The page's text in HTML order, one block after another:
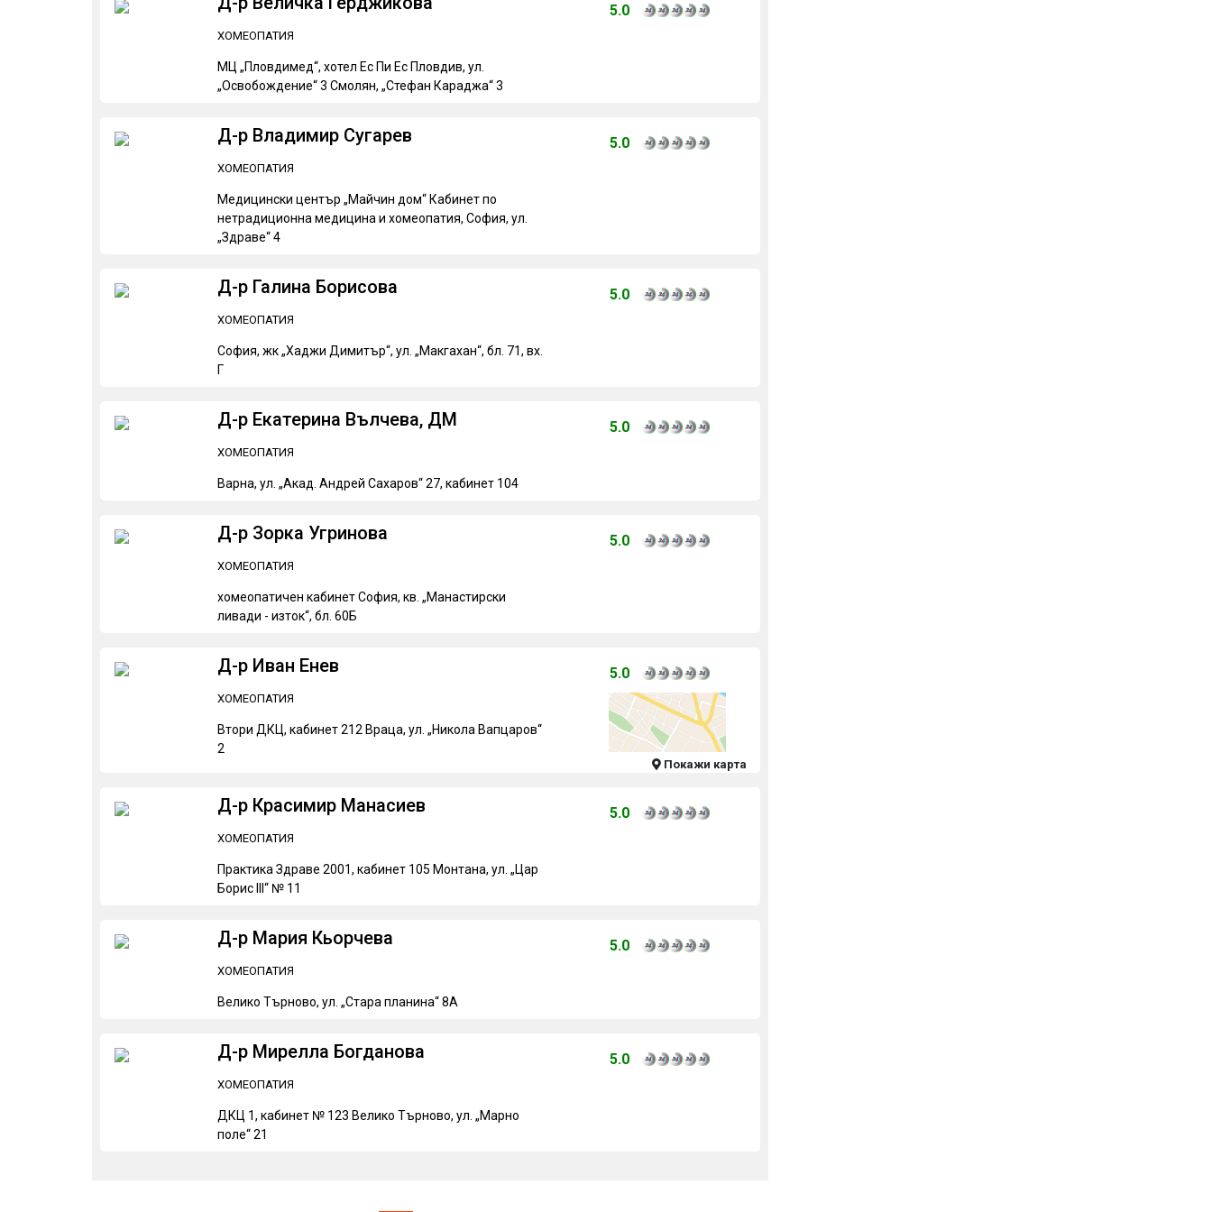
ХОМЕОПАТИЯ
МЦ „Пловдимед“, хотел Ес Пи Ес Пловдив, ул.
„Освобождение“ 3 Смолян, „Стефан Караджа“ 3
5.0
Д-р Владимир Сугарев
ХОМЕОПАТИЯ
Медицински център „Майчин дом“ Кабинет по
нетрадиционна медицина и хомеопатия, София, ул.
„Здраве“ 4
5.0
Д-р Галина Борисова
ХОМЕОПАТИЯ
София, жк „Хаджи Димитър“, ул. „Макгахан“, бл. 71, вх.
Г
5.0
Д-р Екатерина Вълчева, ДМ
ХОМЕОПАТИЯ
Варна, ул. „Акад. Андрей Сахаров“ 27, кабинет 104
5.0
Д-р Зорка Угринова
ХОМЕОПАТИЯ
хомеопатичен кабинет София, кв. „Манастирски
ливади - изток“, бл. 60Б
5.0
Д-р Иван Енев
ХОМЕОПАТИЯ
Втори ДКЦ, кабинет 212 Враца, ул. „Никола Вапцаров“
2
5.0
Покажи карта
Д-р Красимир Манасиев
ХОМЕОПАТИЯ
Практика Здраве 2001, кабинет 105 Монтана, ул. „Цар
Борис III“ № 11
5.0
Д-р Мария Кьорчева
ХОМЕОПАТИЯ
Велико Търново, ул. „Стара планина“ 8А
5.0
Д-р Мирелла Богданова
ХОМЕОПАТИЯ
ДКЦ 1, кабинет № 123 Велико Търново, ул. „Марно
поле“ 21
5.0